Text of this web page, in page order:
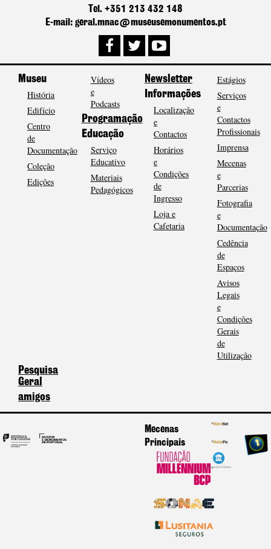
Tel. +351 213 432 148
E-mail: geral.mnac@museusemonumentos.pt
Museu
História
Edifício
Centro
de
Documentação
Coleção
Edições
Vídeos
e
Podcasts
Programação
Educação
Serviço
Educativo
Materiais
Pedagógicos
Newsletter
Informações
Localização
e
Contactos
Horários
e
Condições
de
Ingresso
Loja e
Cafetaria
Estágios
Serviços
e
Contactos
Profissionais
Imprensa
Mecenas
e
Parcerias
Fotografia
e
Documentação
Cedência
de
Espaços
Avisos
Legais
e
Condições
Gerais
de
Utilização
Pesquisa
Geral
amigos
Mecenas
Principais